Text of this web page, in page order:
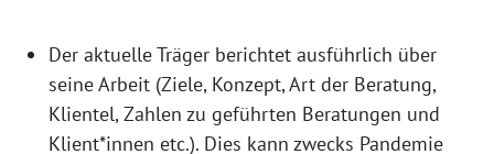
Der aktuelle Träger berichtet ausführlich über
seine Arbeit (Ziele, Konzept, Art der Beratung,
Klientel, Zahlen zu geführten Beratungen und
Klient*innen etc.). Dies kann zwecks Pandemie